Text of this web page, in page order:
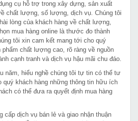
cụ hỗ trợ trong xây dựng, sản xuất
chất lượng, số lượng, dịch vụ. Chúng tôi
lòng của khách hàng về chất lượng,
mua hàng online là thước đo thành
tôi xin cam kết mang tới cho quý
phẩm chất lượng cao, rõ ràng về nguồn
cạnh tranh và dịch vụ hậu mãi chu đáo.
năm, hiểu nghề chúng tôi tự tin có thể tư
quý khách hàng những thông tin hữu ích
có thể đưa ra quyết định mua hàng
cấp dịch vụ bán lẻ và giao nhận thuận